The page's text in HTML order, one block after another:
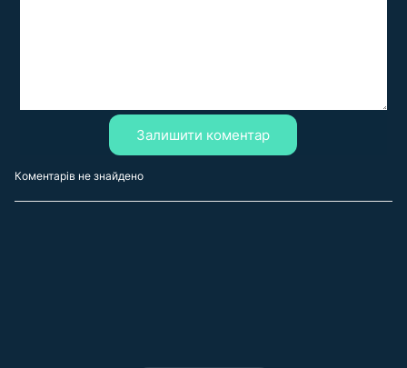
Залишити коментар
Коментарів не знайдено